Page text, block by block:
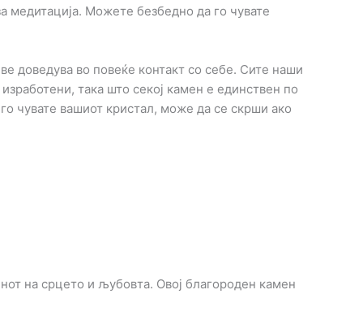
медитација. Можете безбедно да го чувате
доведува во повеќе контакт со себе. Сите наши
така што секој камен е единствен по
чувате вашиот кристал, може да се скрши ако
на срцето и љубовта. Овој благороден камен